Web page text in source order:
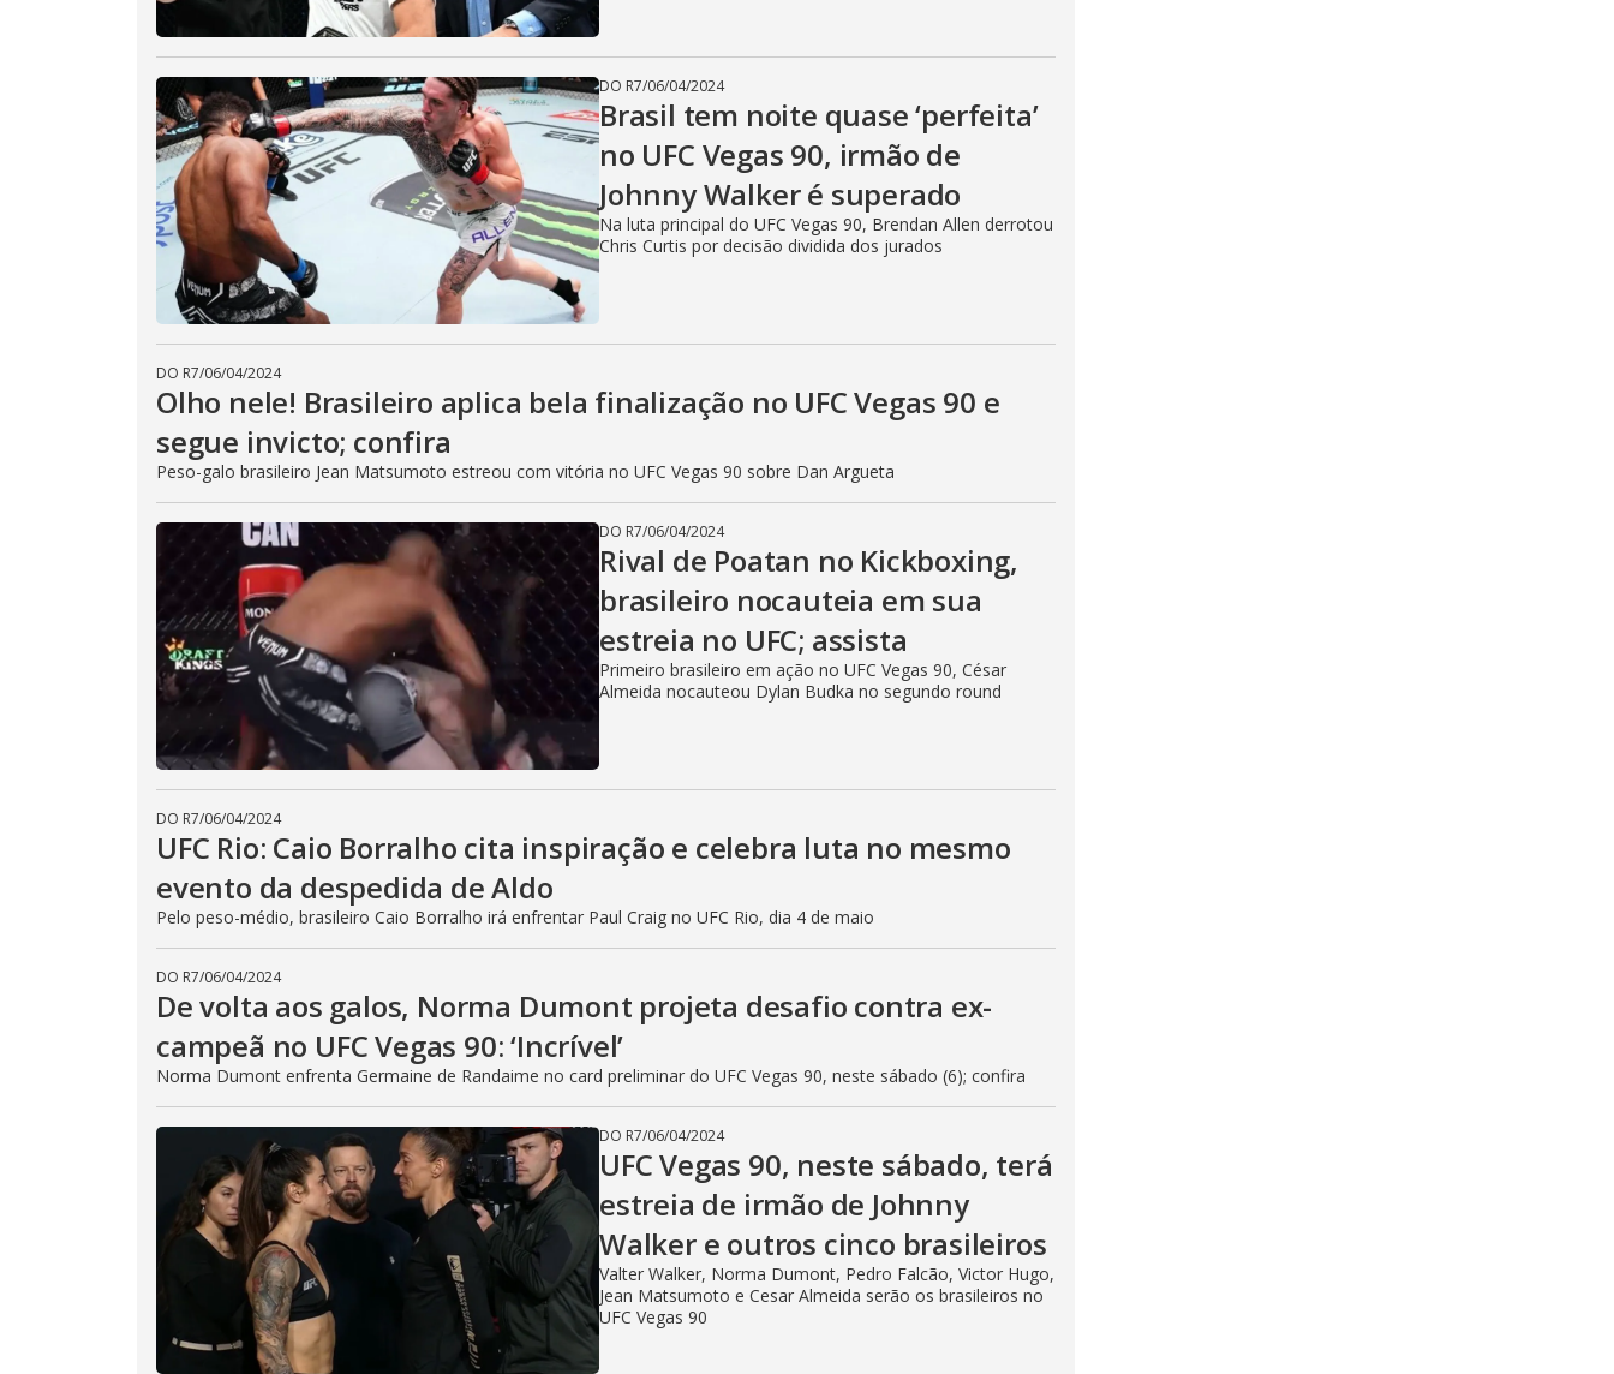
DO R7/06/04/2024
Brasil tem noite quase ‘perfeita’
no UFC Vegas 90, irmão de
Johnny Walker é superado
Na luta principal do UFC Vegas 90, Brendan Allen derrotou
Chris Curtis por decisão dividida dos jurados
DO R7/06/04/2024
Olho nele! Brasileiro aplica bela finalização no UFC Vegas 90 e
segue invicto; confira
Peso-galo brasileiro Jean Matsumoto estreou com vitória no UFC Vegas 90 sobre Dan Argueta
DO R7/06/04/2024
Rival de Poatan no Kickboxing,
brasileiro nocauteia em sua
estreia no UFC; assista
Primeiro brasileiro em ação no UFC Vegas 90, César
Almeida nocauteou Dylan Budka no segundo round
DO R7/06/04/2024
UFC Rio: Caio Borralho cita inspiração e celebra luta no mesmo
evento da despedida de Aldo
Pelo peso-médio, brasileiro Caio Borralho irá enfrentar Paul Craig no UFC Rio, dia 4 de maio
DO R7/06/04/2024
De volta aos galos, Norma Dumont projeta desafio contra ex-
campeã no UFC Vegas 90: ‘Incrível’
Norma Dumont enfrenta Germaine de Randaime no card preliminar do UFC Vegas 90, neste sábado (6); confira
DO R7/06/04/2024
UFC Vegas 90, neste sábado, terá
estreia de irmão de Johnny
Walker e outros cinco brasileiros
Valter Walker, Norma Dumont, Pedro Falcão, Victor Hugo,
Jean Matsumoto e Cesar Almeida serão os brasileiros no
UFC Vegas 90